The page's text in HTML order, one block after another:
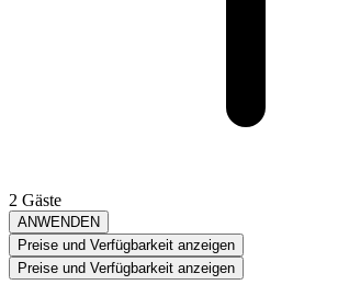
2 Gäste
ANWENDEN
Preise und Verfügbarkeit anzeigen
Preise und Verfügbarkeit anzeigen